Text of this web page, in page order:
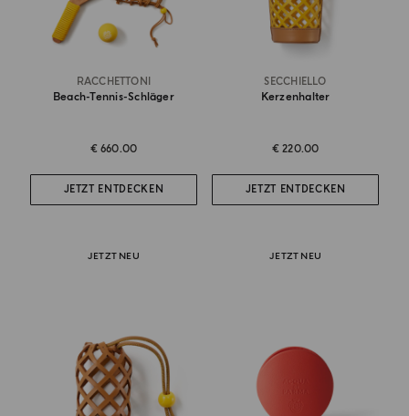
RACCHETTONI
Beach-Tennis-Schläger
€ 660.00
JETZT ENTDECKEN
SECCHIELLO
Kerzenhalter
€ 220.00
JETZT ENTDECKEN
JETZT NEU JETZT NEU